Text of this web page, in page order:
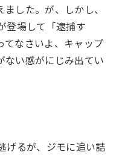
した。が、しかし、
登場して「逮捕す
てなさいよ、キャップ
ない感がにじみ出てい
げるが、ジモに追い詰